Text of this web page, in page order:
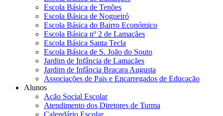
Escola Básica de Tenões
Escola Básica de Nogueiró
Escola Básica do Bairro Económico
Escola Básica nº 2 de Lamaçães
Escola Básica Santa Tecla
Escola Básica de S. João do Souto
Jardim de Infância de Lamaçães
Jardim de Infância Bracara Augusta
Associações de Pais e Encarregados de Educação
Alunos
Ação Social Escolar
Atendimento dos Diretores de Turma